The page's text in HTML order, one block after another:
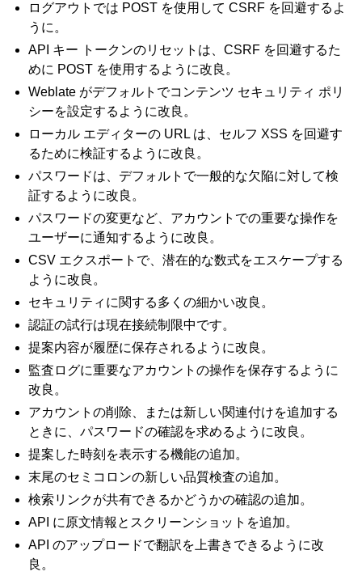
ログアウトでは POST を使用して CSRF を回避するよ
うに。
API キー トークンのリセットは、CSRF を回避するた
めに POST を使用するように改良。
Weblate がデフォルトでコンテンツ セキュリティ ポリ
シーを設定するように改良。
ローカル エディターの URL は、セルフ XSS を回避す
るために検証するように改良。
パスワードは、デフォルトで一般的な欠陥に対して検
証するように改良。
パスワードの変更など、アカウントでの重要な操作を
ユーザーに通知するように改良。
CSV エクスポートで、潜在的な数式をエスケープする
ように改良。
セキュリティに関する多くの細かい改良。
認証の試行は現在接続制限中です。
提案内容が履歴に保存されるように改良。
監査ログに重要なアカウントの操作を保存するように
改良。
アカウントの削除、または新しい関連付けを追加する
ときに、パスワードの確認を求めるように改良。
提案した時刻を表示する機能の追加。
末尾のセミコロンの新しい品質検査の追加。
検索リンクが共有できるかどうかの確認の追加。
API に原文情報とスクリーンショットを追加。
API のアップロードで翻訳を上書きできるように改
良。